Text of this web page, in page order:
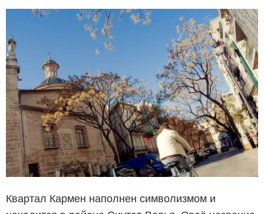
Квартал Кармен наполнен символизмом и